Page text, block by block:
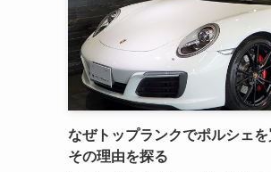
なぜトップランクでポルシェ
その理由を探る